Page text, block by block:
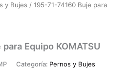
y Bujes / 195-71-74160 Buje para
Equipo KOMATSU
Categoría: Pernos y Bujes